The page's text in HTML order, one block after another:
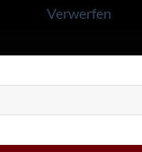
Verwerfen